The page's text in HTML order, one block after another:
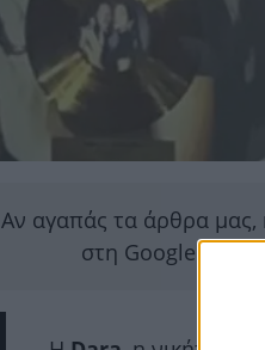
Αν αγαπάς τα άρθρα μας,
στη Google για